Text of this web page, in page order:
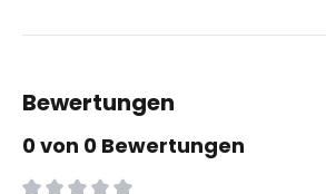
Bewertungen
0 von 0 Bewertungen